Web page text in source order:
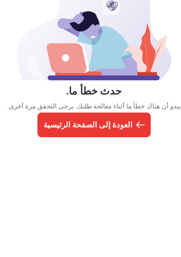
حدث خطأ ما.
يبدو أن هناك خطأ ما أثناء معالجة طلبك. يرجى التحقق مرة أخرى.
العودة إلى الصفحة الرئيسية